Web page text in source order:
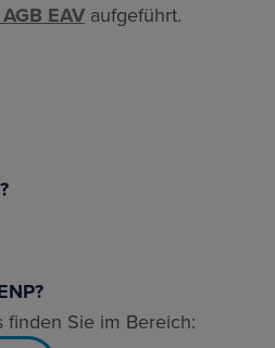
EAV aufgeführt.
finden Sie im Bereich: